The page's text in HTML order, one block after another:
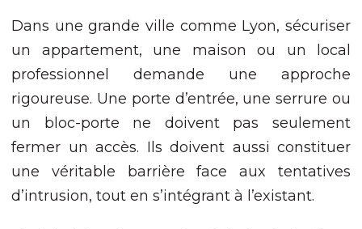
Dans une grande ville comme Lyon, sécuriser
un appartement, une maison ou un local
professionnel demande une approche
rigoureuse. Une porte d’entrée, une serrure ou
un bloc-porte ne doivent pas seulement
fermer un accès. Ils doivent aussi constituer
une véritable barrière face aux tentatives
d’intrusion, tout en s’intégrant à l’existant.
en fonction
de la façon
dont le site
Web est
utilisé.
Expérience
site Web
fonctionne